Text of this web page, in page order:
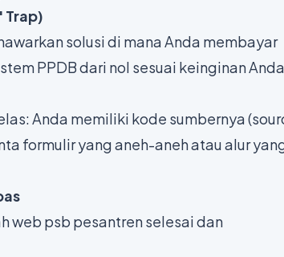
Trap)
solusi di mana Anda membayar
PPDB dari nol sesuai keinginan
Anda memiliki kode sumbernya (
formulir yang aneh-aneh atau alur
web psb pesantren selesai dan